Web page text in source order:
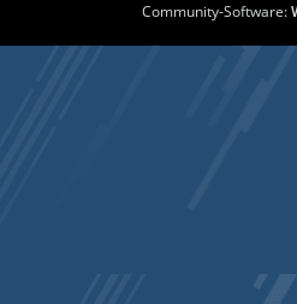
Community-Software: